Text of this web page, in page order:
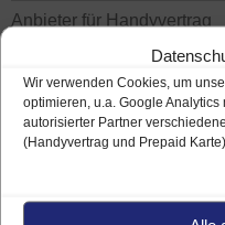
Wir verwenden Cookies, um
optimieren, u.a. Google Analytics
autorisierter Partner
(Handyvertrag und Prepaid Karte).
Anbieter für Handyvertrag